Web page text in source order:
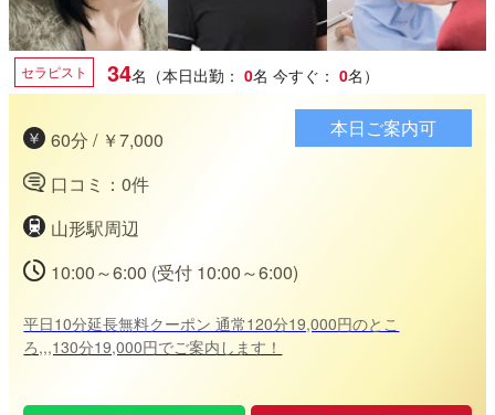
セラピスト 34名（本日出勤： 0名 今すぐ： 0名）
60分 / ￥7,000
口コミ：0件
山形駅周辺
10:00～6:00 (受付 10:00～6:00)
本日ご案内可
平日10分延長無料クーポン 通常120分19,000円のとこ
ろ,,,130分19,000円でご案内します！